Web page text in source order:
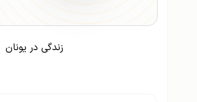
زندگی در یونان